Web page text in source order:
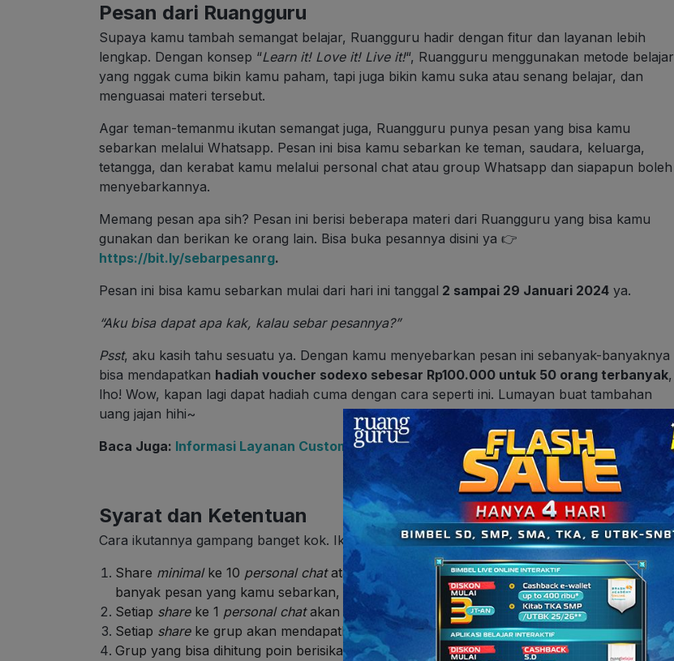
Pesan dari Ruangguru
Supaya kamu tambah semangat belajar, Ruangguru hadir dengan fitur dan layanan lebih
lengkap. Dengan konsep “Learn it! Love it! Live it!“, Ruangguru menggunakan metode belajar
yang nggak cuma bikin kamu paham, tapi juga bikin kamu suka atau senang belajar, dan
menguasai materi tersebut.
Agar teman-temanmu ikutan semangat juga, Ruangguru punya pesan yang bisa kamu
sebarkan melalui Whatsapp. Pesan ini bisa kamu sebarkan ke teman, saudara, keluarga,
tetangga, dan kerabat kamu melalui personal chat atau group Whatsapp dan siapapun boleh
menyebarkannya.
Memang pesan apa sih? Pesan ini berisi beberapa materi dari Ruangguru yang bisa kamu
gunakan dan berikan ke orang lain. Bisa buka pesannya disini ya 👉
https://bit.ly/sebarpesanrg.
Pesan ini bisa kamu sebarkan mulai dari hari ini tanggal 2 sampai 29 Januari 2024 ya.
“Aku bisa dapat apa kak, kalau sebar pesannya?”
Psst, aku kasih tahu sesuatu ya. Dengan kamu menyebarkan pesan ini sebanyak-banyaknya
bisa mendapatkan hadiah voucher sodexo sebesar Rp100.000 untuk 50 orang terbanyak,
lho! Wow, kapan lagi dapat hadiah cuma dengan cara seperti ini. Lumayan buat tambahan
uang jajan hihi~
Baca Juga: Informasi Layanan Customer Service Ruangguru Terbaru
Syarat dan Ketentuan
Cara ikutannya gampang banget kok. Ikuti cara berikut ini:
Share minimalke 10 personal chatatau 5 grup Whatsapp yang kamu miliki, semakin
banyak pesan yang kamu sebarkan, peluangmu akan semakin besar.
Setiap shareke 1 personal chatakan mendapatkan
1 poin.
Setiap shareke grup akan mendapatkan3 poin.
Grup yang bisa dihitung poin berisikan minimal 10 orang.